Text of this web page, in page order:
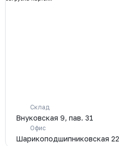
Склад
Внуковская 9, пав. 31
Офис
Шарикоподшипниковская 22